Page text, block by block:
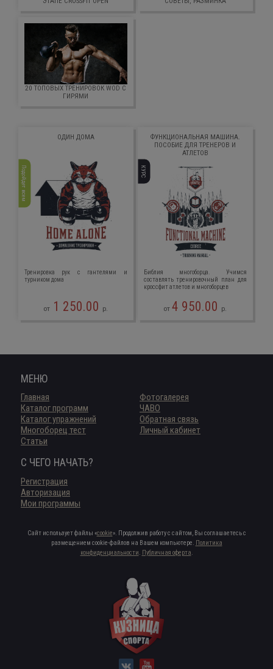
20 ТОПОВЫХ ТРЕНИРОВОК WOD С
ГИРЯМИ
ОДИН ДОМА
Подойдет всем
Тренировка рук с гантелями и
турником дома
от 1 250.00 р.
ФУНКЦИОНАЛЬНАЯ МАШИНА.
ПОСОБИЕ ДЛЯ ТРЕНЕРОВ И
АТЛЕТОВ
КУРС
Библия многоборца. Учимся
составлять тренировочный план для
кроссфит атлетов и многоборцев
от4 950.00 р.
МЕНЮ
Главная
Каталог программ
Каталог упражнений
Многоборец тест
Статьи
Фотогалерея
ЧАВО
Обратная связь
Личный кабинет
С ЧЕГО НАЧАТЬ?
Регистрация
Авторизация
Мои программы
Сайт использует файлы «cookie». Продолжив работу с сайтом, Вы соглашаетесь с
размещением cookie-файлов на Вашем компьютере. Политика
конфиденциальности. Публичная оферта.